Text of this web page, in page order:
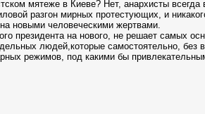
мятеже в Киеве? Нет, анархисты
разгон мирных протестующих, и
новыми человеческими жертвами.
президента на нового, не решает самых
людей,которые самостоятельно,
режимов, под какими бы